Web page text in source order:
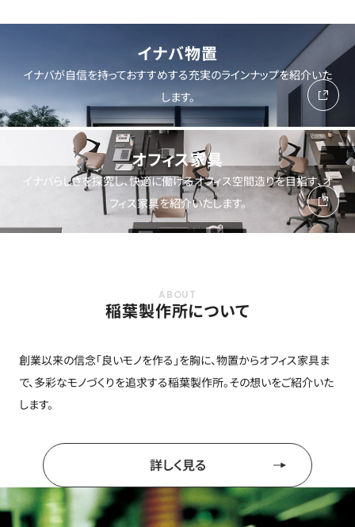
イナバ物置
イナバが自信を持っておすすめする充実のラインナップを紹介いた
します。
オフィス家具
イナバらしさを探究し、快適に働けるオフィス空間造りを目指す、オ
フィス家具を紹介いたします。
稲葉製作所について
創業以来の信念「良いモノを作る」を胸に、物置からオフィス家具ま
で、多彩なモノづくりを追求する稲葉製作所。その想いをご紹介いた
します。
詳しく見る